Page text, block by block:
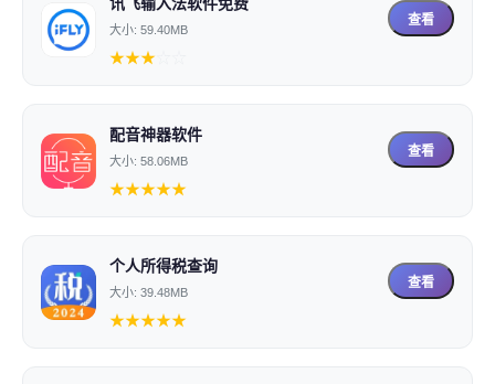
大小: 59.40MB
★★★
查看
配音神器软件
大小: 58.06MB
★★★★★
查看
个人所得税查询
大小: 39.48MB
★★★★★
查看